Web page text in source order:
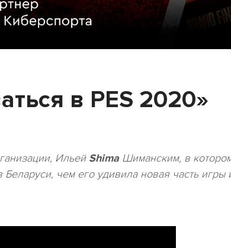
в PES 2020»
Ильей ShimaШиманским, в
чем его удивила новая часть игры